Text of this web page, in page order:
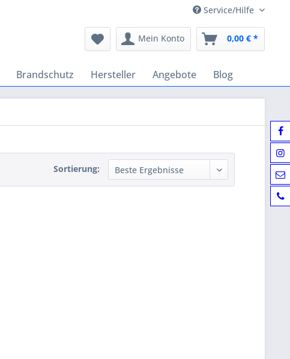
Service/Hilfe
Mein Konto 0,00 € *
Brandschutz Hersteller Angebote Blog
Sortierung: